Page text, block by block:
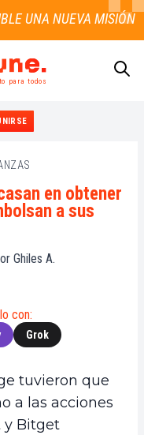
para todos
en obtener
a sus
Ghiles A.
con:
Grok
tuvieron que
a las acciones
y Bitget